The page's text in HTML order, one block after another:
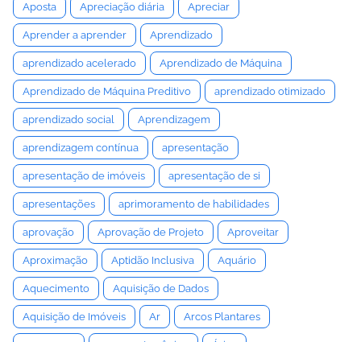
Aposta Apreciação diária Apreciar
Aprender a aprender Aprendizado
aprendizado acelerado Aprendizado de Máquina
Aprendizado de Máquina Preditivo aprendizado otimizado
aprendizado social Aprendizagem
aprendizagem contínua apresentação
apresentação de imóveis apresentação de si
apresentações aprimoramento de habilidades
aprovação Aprovação de Projeto Aproveitar
Aproximação Aptidão Inclusiva Aquário
Aquecimento Aquisição de Dados
Aquisição de Imóveis Ar Arcos Plantares